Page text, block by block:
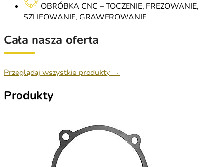
OBRÓBKA CNC – TOCZENIE, FREZOWANIE,
SZLIFOWANIE, GRAWEROWANIE
Cała nasza oferta
Przeglądaj wszystkie produkty →
Produkty